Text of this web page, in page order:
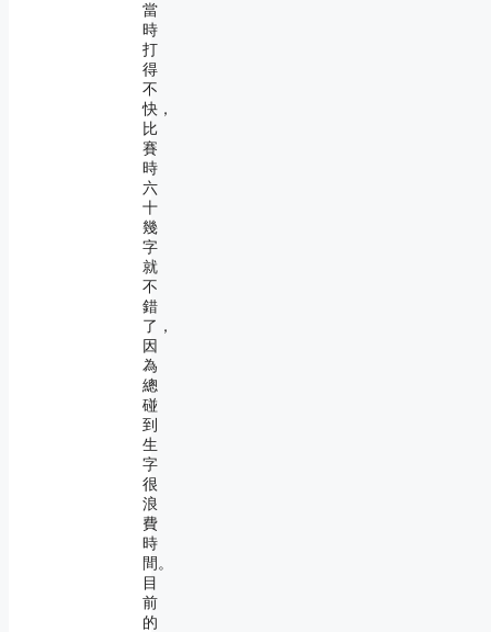
當
時
打
得
不
快，
比
賽
時
六
十
幾
字
就
不
錯
了，
因
為
總
碰
到
生
字
很
浪
費
時
間。
目
前
的